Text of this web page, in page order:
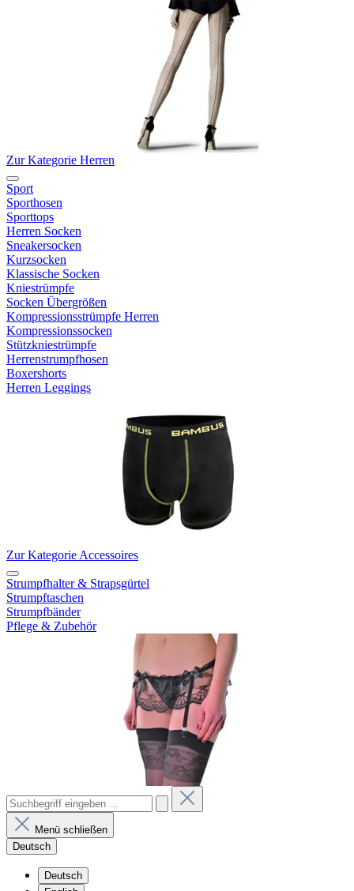
Zur Kategorie Herren
Sport
Sporthosen
Sporttops
Herren Socken
Sneakersocken
Kurzsocken
Klassische Socken
Kniestrümpfe
Socken Übergrößen
Kompressionsstrümpfe Herren
Kompressionssocken
Stützkniestrümpfe
Herrenstrumpfhosen
Boxershorts
Herren Leggings
Zur Kategorie Accessoires
Strumpfhalter & Strapsgürtel
Strumpftaschen
Strumpfbänder
Pflege & Zubehör
Menü schließen
Deutsch
Deutsch